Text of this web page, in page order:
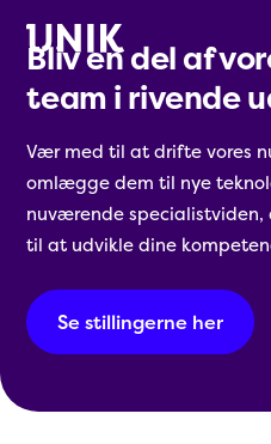
Bliv en del af
team i rivende
Vær med til at drifte vores
omlægge dem til nye
nuværende specialistviden,
til at udvikle dine
Se stillingerne her